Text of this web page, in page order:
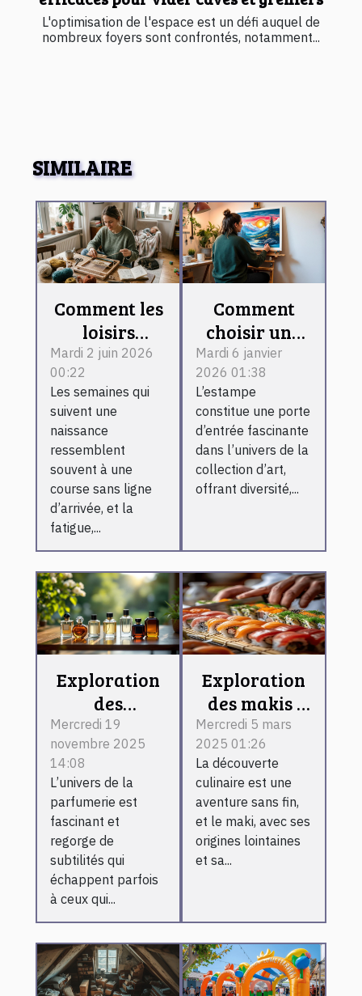
L'optimisation de l'espace est un défi auquel de
nombreux foyers sont confrontés, notamment...
SIMILAIRE
Comment les
loisirs
créatifs
changent la
vie des
jeunes
mamans
fatiguées
Mardi 2 juin 2026
00:22
Les semaines qui
suivent une
naissance
ressemblent
souvent à une
course sans ligne
d’arrivée, et la
fatigue,...
Comment
choisir une
estampe
pour débuter
une
collection
d'art ?
Mardi 6 janvier
2026 01:38
L’estampe
constitue une porte
d’entrée fascinante
dans l’univers de la
collection d’art,
offrant diversité,...
Exploration
des
différences
entre les
types de
parfums
classiques
Mercredi 19
novembre 2025
14:08
L’univers de la
parfumerie est
fascinant et
regorge de
subtilités qui
échappent parfois
à ceux qui...
Exploration
des makis :
ingrédients,
préparation
et conseils
pratiques
Mercredi 5 mars
2025 01:26
La découverte
culinaire est une
aventure sans fin,
et le maki, avec ses
origines lointaines
et sa...